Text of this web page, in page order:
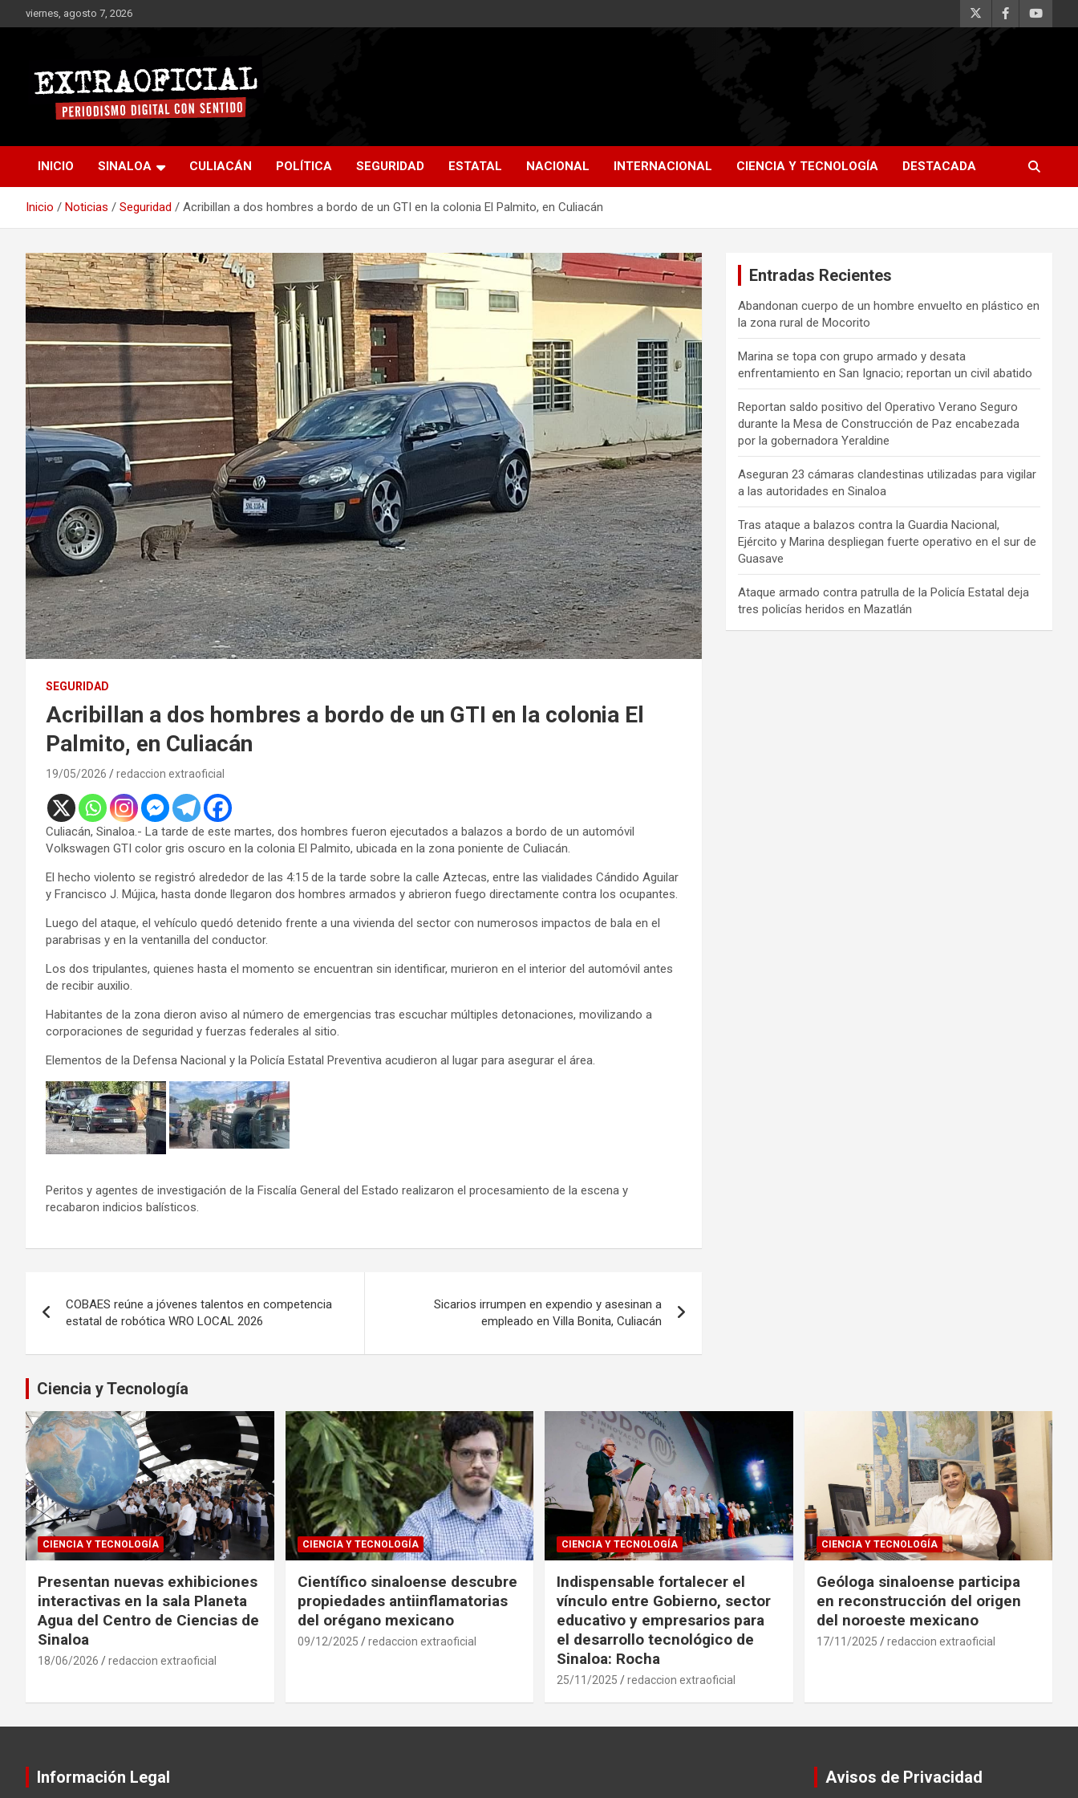
al
viernes, agosto 7, 2026
Extraoficial
INICIO SINALOA CULIACÁN POLÍTICA SEGURIDAD ESTATAL NACIONAL INTERNACIONAL CIENCIA Y TECNOLOGÍA DESTACADA
Inicio Noticias Seguridad Acribillan a dos hombres a bordo de un GTI en la colonia El Palmito, en Culiacán
SEGURIDAD
Acribillan a dos hombres a bordo de un GTI en la colonia El
Palmito, en Culiacán
19/05/2026 redaccion extraoficial
Culiacán, Sinaloa.- La tarde de este martes, dos hombres fueron ejecutados a balazos a bordo de un automóvil
Volkswagen GTI color gris oscuro en la colonia El Palmito, ubicada en la zona poniente de Culiacán.
El hecho violento se registró alrededor de las 4:15 de la tarde sobre la calle Aztecas, entre las vialidades Cándido Aguilar
y Francisco J. Mújica, hasta donde llegaron dos hombres armados y abrieron fuego directamente contra los ocupantes.
Luego del ataque, el vehículo quedó detenido frente a una vivienda del sector con numerosos impactos de bala en el
parabrisas y en la ventanilla del conductor.
Los dos tripulantes, quienes hasta el momento se encuentran sin identificar, murieron en el interior del automóvil antes
de recibir auxilio.
Habitantes de la zona dieron aviso al número de emergencias tras escuchar múltiples detonaciones, movilizando a
corporaciones de seguridad y fuerzas federales al sitio.
Elementos de la Defensa Nacional y la Policía Estatal Preventiva acudieron al lugar para asegurar el área.
Peritos y agentes de investigación de la Fiscalía General del Estado realizaron el procesamiento de la escena y
recabaron indicios balísticos.
de
entradas
COBAES reúne a jóvenes talentos en competencia
estatal de robótica WRO LOCAL 2026
Sicarios irrumpen en expendio y asesinan a
empleado en Villa Bonita, Culiacán
Entradas Recientes
Abandonan cuerpo de un hombre envuelto en plástico en
la zona rural de Mocorito
Marina se topa con grupo armado y desata
enfrentamiento en San Ignacio; reportan un civil abatido
Reportan saldo positivo del Operativo Verano Seguro
durante la Mesa de Construcción de Paz encabezada
por la gobernadora Yeraldine
Aseguran 23 cámaras clandestinas utilizadas para vigilar
a las autoridades en Sinaloa
Tras ataque a balazos contra la Guardia Nacional,
Ejército y Marina despliegan fuerte operativo en el sur de
Guasave
Ataque armado contra patrulla de la Policía Estatal deja
tres policías heridos en Mazatlán
Ciencia y Tecnología
CIENCIA Y TECNOLOGÍA
Presentan nuevas exhibiciones
interactivas en la sala Planeta
Agua del Centro de Ciencias de
Sinaloa
18/06/2026 redaccion extraoficial
CIENCIA Y TECNOLOGÍA
Científico sinaloense descubre
propiedades antiinflamatorias
del orégano mexicano
09/12/2025 redaccion extraoficial
CIENCIA Y TECNOLOGÍA
Indispensable fortalecer el
vínculo entre Gobierno, sector
educativo y empresarios para
el desarrollo tecnológico de
Sinaloa: Rocha
25/11/2025 redaccion extraoficial
CIENCIA Y TECNOLOGÍA
Geóloga sinaloense participa
en reconstrucción del origen
del noroeste mexicano
17/11/2025 redaccion extraoficial
Información Legal Avisos de Privacidad